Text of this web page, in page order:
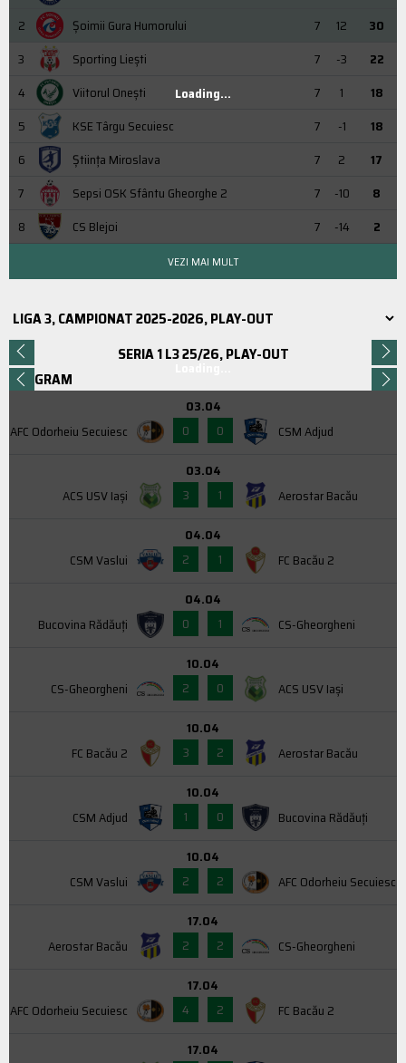
2
Şoimii Gura Humorului 7 12
30
3
Sporting Liești 7 -3
22
4
Viitorul Onești 7 1
18
5
KSE Târgu Secuiesc 7 -1
18
6
Știința Miroslava 7 2
17
7
Sepsi OSK Sfântu Gheorghe 2 7 -10
8
8
CS Blejoi 7 -14 2
Loading...
VEZI MAI MULT
SERIA 1 L3 25/26, PLAY-OUT
PROGRAM
AFC Odorheiu Secuiesc
03.04
0
0 CSM Adjud
ACS USV Iaşi
03.04
3
1 Aerostar Bacău
CSM Vaslui
04.04
2
1 FC Bacău 2
Bucovina Rădăuți
04.04
0
1 CS-Gheorgheni
CS-Gheorgheni
10.04
2
0 ACS USV Iaşi
FC Bacău 2
10.04
3
2 Aerostar Bacău
CSM Adjud
10.04
1
0 Bucovina Rădăuți
CSM Vaslui
10.04
2
2 AFC Odorheiu Secuiesc
Aerostar Bacău
17.04
2
2 CS-Gheorgheni
AFC Odorheiu Secuiesc
17.04
4
2 FC Bacău 2
17.04